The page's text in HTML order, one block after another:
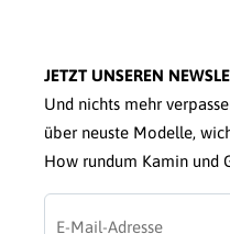
JETZT UNSEREN
Und nichts mehr
über neuste Modelle,
How rundum Kamin und